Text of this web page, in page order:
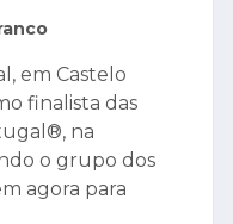
em Castelo
finalista das
na
o grupo dos
agora para